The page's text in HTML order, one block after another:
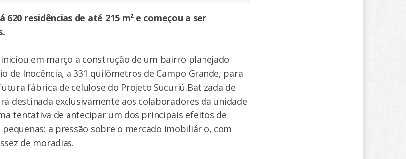
residências de até 215 m² e começou a ser
em março a construção de um bairro planejado
de Inocência, a 331 quilômetros de Campo Grande, para
fábrica de celulose do Projeto Sucuriú.Batizada de
destinada exclusivamente aos colaboradores da unidade
tentativa de antecipar um dos principais efeitos de
a pressão sobre o mercado imobiliário, com
de moradias.